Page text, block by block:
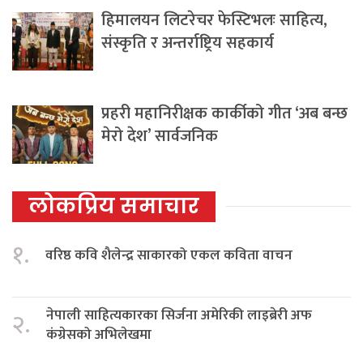
हिमालयन लिटरेचर फेस्टिभलः साहित्य,
संस्कृति र अन्तर्राष्ट्रिय सहकार्य
प्रहरी महानिरीक्षक कार्कीको गीत ‘अब बन्छ
मेरो देश’ सार्वजनिक
लोकप्रिय समाचार
१. वरिष्ठ कवि शैलेन्द्र साकारको एकल कविता वाचन
२.
नेपाली साहित्यकारका सिर्जना अमेरिकी लाइब्रेरी अफ
कंग्रेसको अभिलेखमा